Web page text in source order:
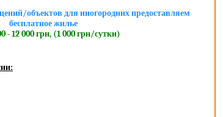
объектов для иногородних предоставляем
бесплатное жилье
- 12 000 грн, (1 000 грн/сутки)